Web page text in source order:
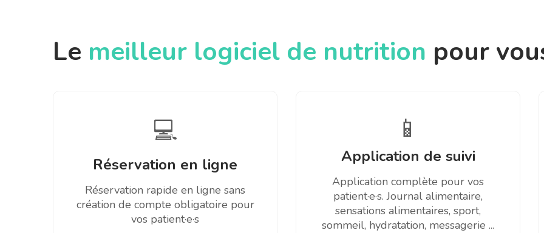
Le meilleur logiciel de nutrition pour
💻
Réservation en ligne
Réservation rapide en ligne sans
création de compte obligatoire pour
vos patient·e·s
📱
Application de suivi
Application complète pour vos
patient·e·s. Journal alimentaire,
sensations alimentaires, sport,
sommeil, hydratation, messagerie ...